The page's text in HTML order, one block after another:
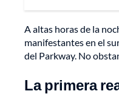
A altas horas de la
manifestantes en el
del Parkway. No
La primera